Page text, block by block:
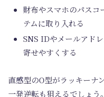
財布やスマホのパスコ
テムに取り入れる
SNS IDやメールアド
寄せやすくする
直感型のO型がラッキーナ
一発逆転も狙えるでしょう。